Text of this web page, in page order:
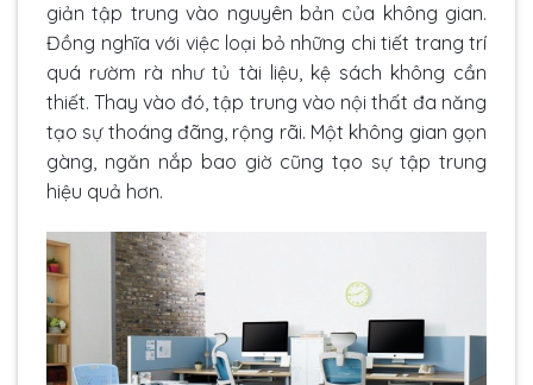
giản tập trung vào nguyên bản của không gian.
Đồng nghĩa với việc loại bỏ những chi tiết trang trí
quá rườm rà như tủ tài liệu, kệ sách không cần
thiết. Thay vào đó, tập trung vào nội thất đa năng
tạo sự thoáng đãng, rộng rãi. Một không gian gọn
gàng, ngăn nắp bao giờ cũng tạo sự tập trung
hiệu quả hơn.